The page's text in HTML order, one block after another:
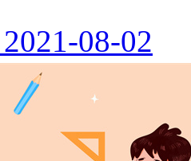
2021-08-02